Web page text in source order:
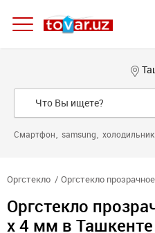
Смартфон samsung холодильник
Оргстекло Оргстекло
Оргстекло
х 4 мм в Ташкенте